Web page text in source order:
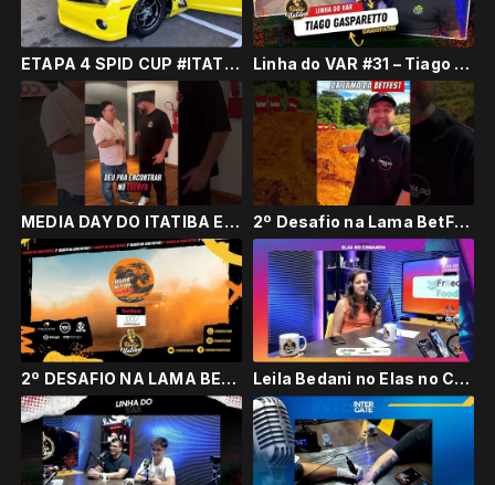
ETAPA 4 SPID CUP #ITATIBA #SP @spidcup Linha do VAR #31 – Tiago Gasparetto | Da zaga ao banco: futebol, formação e futuro #RádioItatiba
MEDIA DAY DO ITATIBA E.C. #RádioItatiba 2º Desafio na Lama BetFest #RádioItatiba
2º DESAFIO NA LAMA BETFAST #2025 #RádioItatiba Leila Bedani no Elas no Comando #RadioItatiba